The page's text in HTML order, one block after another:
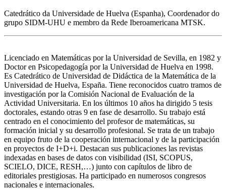
Catedrático da Universidade de Huelva (Espanha), Coordenador do
grupo SIDM-UHU e membro da Rede Iberoamericana MTSK.
Licenciado en Matemáticas por la Universidad de Sevilla, en 1982 y
Doctor en Psicopedagogía por la Universidad de Huelva en 1998.
Es Catedrático de Universidad de Didáctica de la Matemática de la
Universidad de Huelva, España. Tiene reconocidos cuatro tramos de
investigación por la Comisión Nacional de Evaluación de la
Actividad Universitaria. En los últimos 10 años ha dirigido 5 tesis
doctorales, estando otras 9 en fase de desarrollo. Su trabajo está
centrado en el conocimiento del profesor de matemáticas, su
formación inicial y su desarrollo profesional. Se trata de un trabajo
en equipo fruto de la cooperación internacional y de la participación
en proyectos de I+D+i. Destacan sus publicaciones las revistas
indexadas en bases de datos con visibilidad (ISI, SCOPUS,
SCIELO, DICE, RESH,…) junto con capítulos de libro de
editoriales prestigiosas. Ha participado en numerosos congresos
nacionales e internacionales.